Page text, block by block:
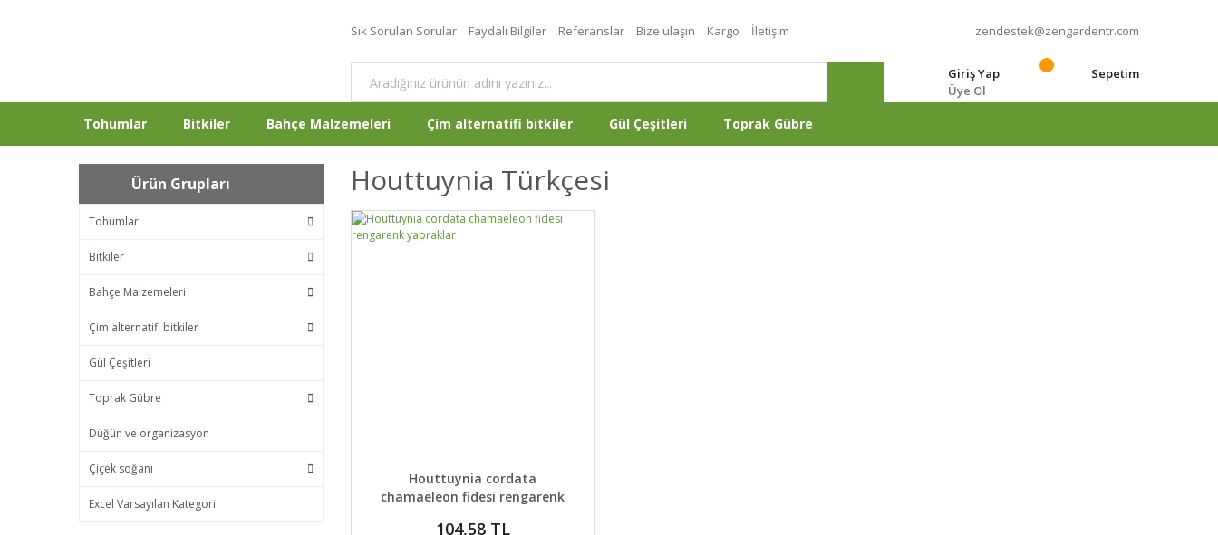
Sık Sorulan Sorular Faydalı Bilgiler Referanslar Bize ulaşın Kargo İletişim zendestek@zengardentr.com
Giriş Yap
Üye Ol
Sepetim
Tohumlar Bitkiler Bahçe Malzemeleri Çim alternatifi bitkiler Gül Çeşitleri Toprak Gübre
Ürün Grupları
Tohumlar
Bitkiler
Bahçe Malzemeleri
Çim alternatifi bitkiler
Gül Çeşitleri
Toprak Gübre
Düğün ve organizasyon
Çiçek soğanı
Excel Varsayılan Kategori
Houttuynia Türkçesi
DETAYLAR GELİNCE HABER VER
Houttuynia cordata
chamaeleon fidesi rengarenk
104,58 TL